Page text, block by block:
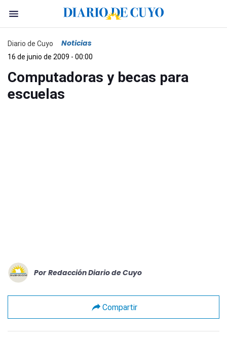
Diario de Cuyo Noticias
16 de junio de 2009 - 00:00
Computadoras y becas para
escuelas
Por Redacción Diario de Cuyo
Compartir